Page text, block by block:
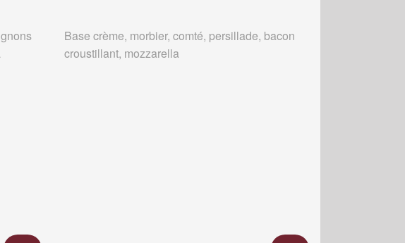
Base crème, morbier, comté, persillade, bacon
croustillant, mozzarella